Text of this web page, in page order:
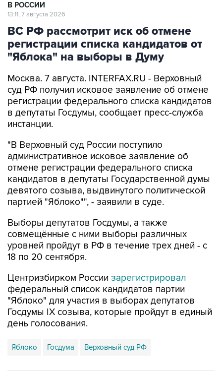
В РОССИИ
13:11, 7 августа 2026
ВС РФ рассмотрит иск об отмене
регистрации списка кандидатов от
"Яблока" на выборы в Думу
Москва. 7 августа. INTERFAX.RU - Верховный
суд РФ получил исковое заявление об отмене
регистрации федерального списка кандидатов
в депутаты Госдумы, сообщает пресс-служба
инстанции.
"В Верховный суд России поступило
административное исковое заявление об
отмене регистрации федерального списка
кандидатов в депутаты Государственной думы
девятого созыва, выдвинутого политической
партией "Яблоко"", - заявили в суде.
Выборы депутатов Госдумы, а также
совмещённые с ними выборы различных
уровней пройдут в РФ в течение трех дней - с
18 по 20 сентября.
Центризбирком России зарегистрировал
федеральный список кандидатов партии
"Яблоко" для участия в выборах депутатов
Госдумы IX созыва, которые пройдут в единый
день голосования.
Яблоко Госдума Верховный суд РФ